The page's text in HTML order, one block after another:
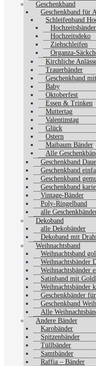
Geschenkband
Geschenkband für
Schleifenband
Hochzeitsbänder
Hochzeitsdeko
Ziehschleifen
Organza-
Kirchliche
Trauerbänder
Geschenkband
Baby
Oktoberfest
Essen & Trinken
Muttertag
Valentinstag
Glück
Ostern
Maibaum Bänder
Alle
Geschenkband
Geschenkband
Geschenkband
Geschenkband
Vintage-Bänder
Poly-Ringelband
alle
Dekoband
alle Dekobänder
Dekoband mit
Weihnachtsband
Weihnachtsband
Weihnachtsbänder
Weihnachtsbänder
Satinband mit
Weihnachtsbänder
Geschenkbänder
Geschenkband
Alle
Andere Bänder
Karobänder
Spitzenbänder
Tüllbänder
Samtbänder
Raffia – Bänder